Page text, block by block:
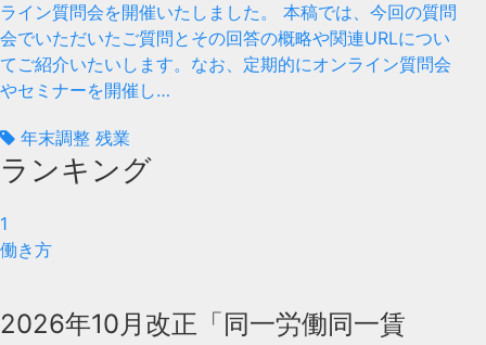
ライン質問会を開催いたしました。 本稿では、今回の質問
会でいただいたご質問とその回答の概略や関連URLについ
てご紹介いたいします。なお、定期的にオンライン質問会
やセミナーを開催し…
年末調整 残業
ランキング
1
働き方
2026年10月改正「同一労働同一賃